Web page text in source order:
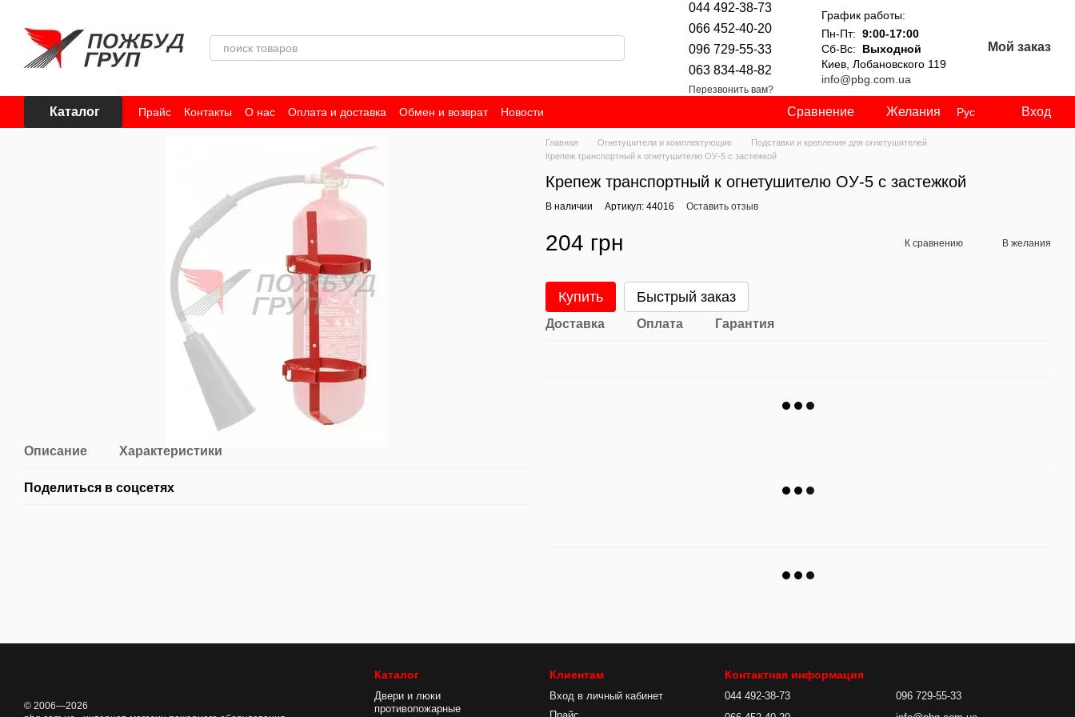
044 492-38-73
066 452-40-20
096 729-55-33
063 834-48-82
Перезвонить вам?
График работы:
Пн-Пт: 9:00-17:00
Сб-Вс: Выходной
Киев, Лобановского 119
info@pbg.com.ua
Мой заказ
Каталог Прайс Контакты О нас Оплата и доставка Обмен и возврат Новости Сравнение Желания Рус Вход
Описание Характеристики
Поделиться в соцсетях
Главная Огнетушители и комплектующие
Подставки и крепления для огнетушителей
Крепеж транспортный к огнетушителю ОУ-5 с застежкой
Крепеж транспортный к огнетушителю ОУ-5 с застежкой
В наличии Артикул: 44016 Оставить отзыв
204 грн К сравнению В желания
Купить Быстрый заказ
Доставка Оплата Гарантия
© 2006—2026
Каталог
Двери и люки
противопожарные
Клиентам
Вход в личный кабинет
Контактная информация
044 492-38-73
096 729-55-33